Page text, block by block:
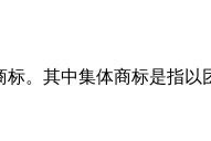
其中集体商标是指以